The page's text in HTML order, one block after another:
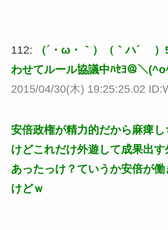
112:
（´・ω・｀）（｀ハ´ ）
わせてルール協議中ﾊｾﾖ＠＼
2015/04/30(木) 19:25:25.02
安倍政権が精力的だから麻痺
けどこれだけ外遊して成果出
あったっけ？ていうか安倍が働
けどｗ